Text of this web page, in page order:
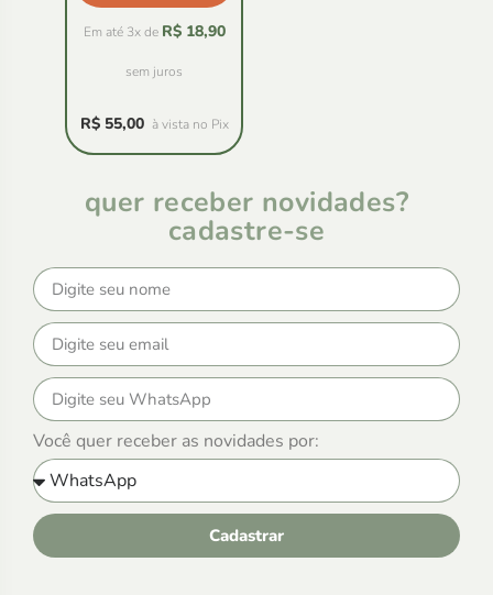
Em até 3x de R$18,90
sem juros
R$55,00 à vista no Pix
quer receber novidades?
cadastre-se
Você quer receber as novidades por:
Cadastrar